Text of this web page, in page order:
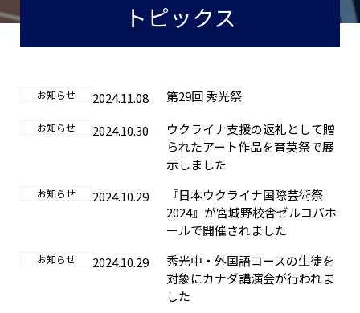
トピックス
お知らせ 2024.11.08 第29回 秀光祭
お知らせ 2024.10.30
ウクライナ支援の返礼として贈
られたアート作品を育英祭で展
示しました
お知らせ 2024.10.29
『日本ウクライナ国際芸術祭
2024』が宮城野校舎ゼルコバホ
ールで開催されました
お知らせ 2024.10.29
秀光中・外国語コースの生徒を
対象にカナダ講演会が行われま
した